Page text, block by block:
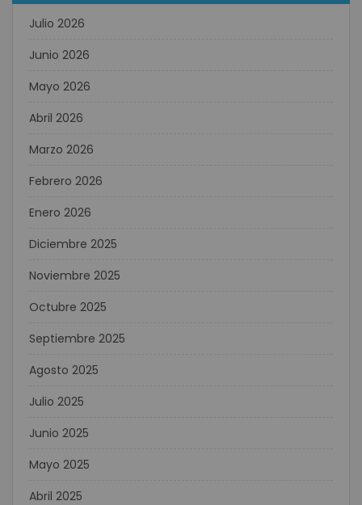
Julio 2026
Junio 2026
Mayo 2026
Abril 2026
Marzo 2026
Febrero 2026
Enero 2026
Diciembre 2025
Noviembre 2025
Octubre 2025
Septiembre 2025
Agosto 2025
Julio 2025
Junio 2025
Mayo 2025
Abril 2025